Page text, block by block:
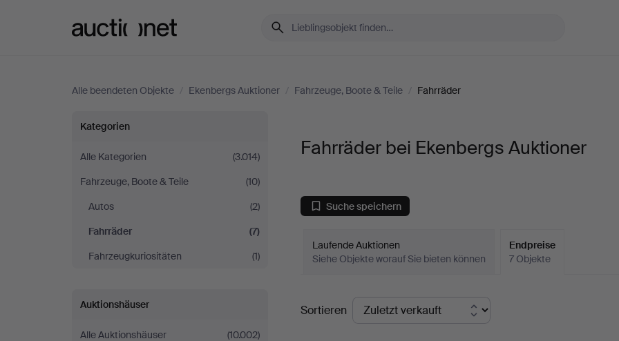
Alle beendeten Objekte / Ekenbergs Auktioner / Fahrzeuge, Boote & Teile / Fahrräder
Fahrräder
bei
Ekenbergs
Auktioner
Kategorien
Alle Kategorien
(3.014)
Fahrzeuge, Boote & Teile
(10)
Autos
(2)
Fahrräder
(7)
Fahrzeugkuriositäten
(1)
Auktionshäuser
Alle Auktionshäuser
(10.002)
Fahrräder bei Ekenbergs Auktioner
Suche speichern
Laufende Auktionen
Siehe Objekte worauf Sie bieten können
Endpreise
7 Objekte
Endpreise
Sortieren